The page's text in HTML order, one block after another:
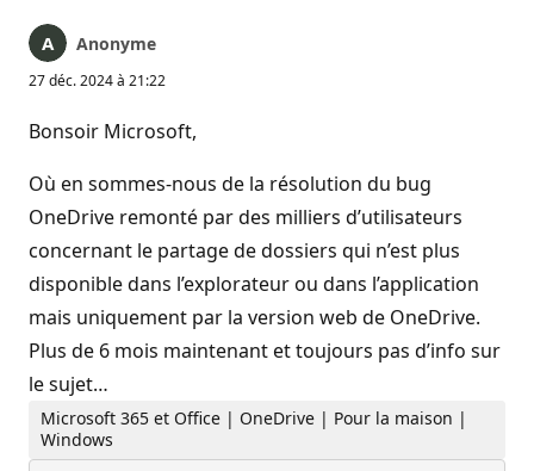
Anonyme
27 déc. 2024 à 21:22
Bonsoir Microsoft,
Où en sommes-nous de la résolution du bug
OneDrive remonté par des milliers d’utilisateurs
concernant le partage de dossiers qui n’est plus
disponible dans l’explorateur ou dans l’application
mais uniquement par la version web de OneDrive.
Plus de 6 mois maintenant et toujours pas d’info sur
le sujet…
Microsoft 365 et Office | OneDrive | Pour la maison |
Windows